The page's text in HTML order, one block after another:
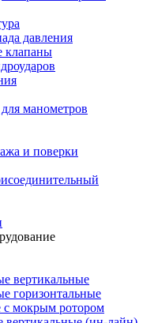
давления
клапаны
манометров
и поверки
вертикальные
горизонтальные
мокрым ротором